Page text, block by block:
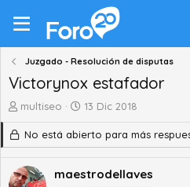
Juzgado - Resolución de disputas
Victorynox estafador
A
o
r
d
multiseo
F
c
h
d
13 Dic 2018
No está abierto para más
maestrodellaves